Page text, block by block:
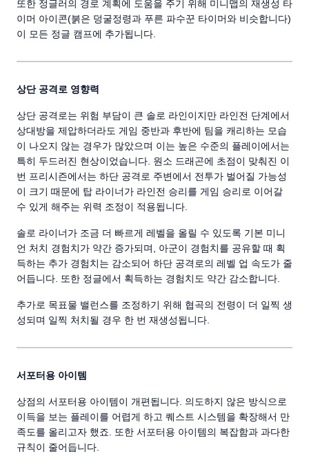
또한 정글러의 경로 계획에 도움을 주기 위해 미니맵의 재생성 타
이머 아이콘(붉은 덩굴정령과 푸른 파수꾼 타이머와 비슷합니다)
이 모든 정글 캠프에 추가됩니다.
상단 공격로 영향력
상단 공격로는 위험 부담이 큰 솔로 라인이지만 라인전 단계에서
상대방을 제압하더라도 게임 중반과 후반에 팀을 캐리하는 모습
이 나오지 않는 경우가 많았으며 이는 높은 수준의 플레이에서는
특히 두드러진 현상이었습니다. 원소 드래곤에 초점이 맞춰진 이
번 프리시즌에서는 하단 공격로 주변에서 전투가 벌어질 가능성
이 크기 때문에 탑 라이너가 라인전 승리를 게임 승리로 이어갈
수 있게 해주는 위력 조정이 적용됩니다.
솔로 라이너가 조금 더 빠르게 레벨을 올릴 수 있도록 기본 미니
언 처치 경험치가 약간 증가되며, 아군이 경험치를 공유할 때 획
득하는 추가 경험치는 감소되어 하단 공격로의 레벨 업 속도가 줄
어듭니다. 또한 정글에서 획득하는 경험치도 약간 감소합니다.
추가로 목표물 밸런스를 조정하기 위해 협곡의 전령이 더 일찍 생
성되며 일찍 처치될 경우 한 번 재생성됩니다.
서포터용 아이템
상점의 서포터용 아이템이 개편됩니다. 의도하지 않은 방식으로
이득을 보는 플레이를 어렵게 하고 퀘스트 시스템을 확장해서 만
족도를 올리고자 했죠. 또한 서포터용 아이템의 복잡함과 과다한
규칙이 줄어듭니다.